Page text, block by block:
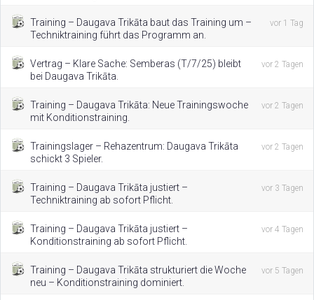
Training – Daugava Trikāta baut das Training um –
Techniktraining führt das Programm an.
vor 1 Tag
Vertrag – Klare Sache: Semberas (T/7/25) bleibt
bei Daugava Trikāta.
vor 2 Tagen
Training – Daugava Trikāta: Neue Trainingswoche
mit Konditionstraining.
vor 2 Tagen
Trainingslager – Rehazentrum: Daugava Trikāta
schickt 3 Spieler.
vor 2 Tagen
Training – Daugava Trikāta justiert –
Techniktraining ab sofort Pflicht.
vor 3 Tagen
Training – Daugava Trikāta justiert –
Konditionstraining ab sofort Pflicht.
vor 4 Tagen
Training – Daugava Trikāta strukturiert die Woche
neu – Konditionstraining dominiert.
vor 5 Tagen